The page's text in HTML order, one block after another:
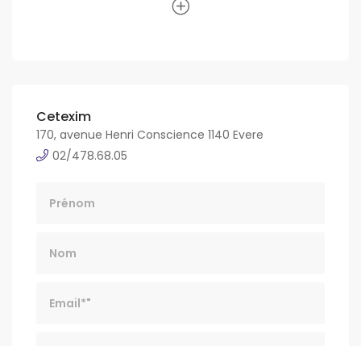
Cetexim
170, avenue Henri Conscience 1140 Evere
02/478.68.05